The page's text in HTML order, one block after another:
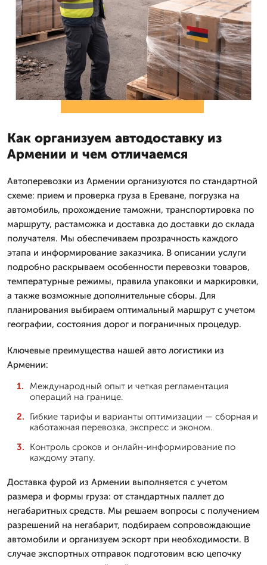
Как организуем автодоставку из
Армении и чем отличаемся
Автоперевозки из Армении организуются по стандартной
схеме: прием и проверка груза в Ереване, погрузка на
автомобиль, прохождение таможни, транспортировка по
маршруту, растаможка и доставка до доставки до склада
получателя. Мы обеспечиваем прозрачность каждого
этапа и информирование заказчика. В описании услуги
подробно раскрываем особенности перевозки товаров,
температурные режимы, правила упаковки и маркировки,
а также возможные дополнительные сборы. Для
планирования выбираем оптимальный маршрут с учетом
географии, состояния дорог и пограничных процедур.
Ключевые преимущества нашей авто логистики из
Армении:
Международный опыт и четкая регламентация
операций на границе.
Гибкие тарифы и варианты оптимизации — сборная и
каботажная перевозка, экспресс и эконом.
Контроль сроков и онлайн-информирование по
каждому этапу.
Доставка фурой из Армении выполняется с учетом
размера и формы груза: от стандартных паллет до
негабаритных средств. Мы решаем вопросы с получением
разрешений на негабарит, подбираем сопровождающие
автомобили и организуем эскорт при необходимости. В
случае экспортных отправок подготовим всю цепочку